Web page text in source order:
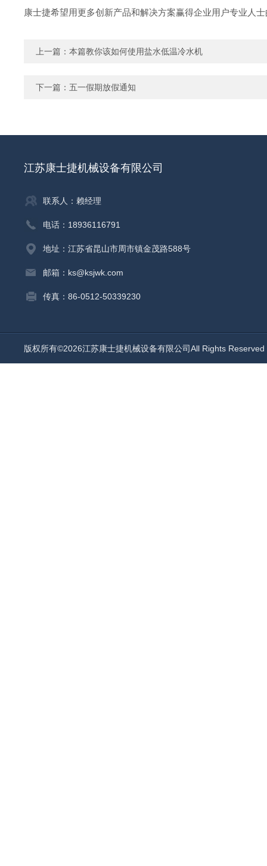
康士捷希望用更多创新产品和解决方案赢得企业用户专业人
上一篇： 本篇教你该如何使用盐水低温冷水机
下一篇： 五一假期放假通知
江苏康士捷机械设备有限公司
联系人：赖经理
电话：18936116791
地址：江苏省昆山市周市镇金茂路588号
邮箱：ks@ksjwk.com
传真：86-0512-50339230
版权所有©2026江苏康士捷机械设备有限公司All Rights